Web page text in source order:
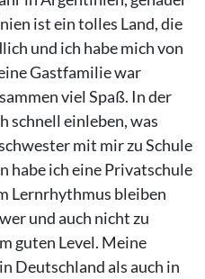
ist ein tolles Land, die
und ich habe mich von
Gastfamilie war
viel Spaß. In der
schnell einleben, was
mit mir zu Schule
habe ich eine Privatschule
Lernrhythmus bleiben
und auch nicht zu
guten Level. Meine
Deutschland als auch in